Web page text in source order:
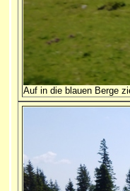
Auf in die blauen Berge